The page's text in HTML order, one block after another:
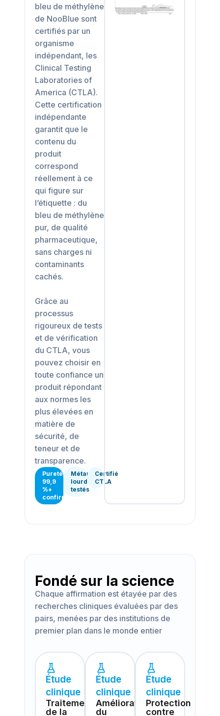
bleu de méthylène
de NooBlue sont
certifiés par un
organisme
indépendant, les
Clinical Testing
Laboratories of
America (CTLA).
Cette certification
indépendante
garantit que le
contenu du
produit
correspond
réellement à ce
qui figure sur
l’étiquette : du
bleu de méthylène
pur, de qualité
pharmaceutique,
sans charges ni
contaminants
cachés.
Grâce au
processus
rigoureux de tests
et de vérification
du CTLA, vous
pouvez choisir en
toute confiance un
produit répondant
aux normes les
plus élevées en
matière de
sécurité, de
teneur et de
transparence.
Pureté
99,9
%+
confirmée
Métaux
lourds
testés
Certifié
CTLA
Fondé sur la science
Chaque affirmation est étayée par des
recherches cliniques évaluées par des
pairs, menées par des institutions de
premier plan dans le monde entier
Étude
clinique
Traitement
de la
Étude
clinique
Amélioration
du
Étude
clinique
Protection
contre